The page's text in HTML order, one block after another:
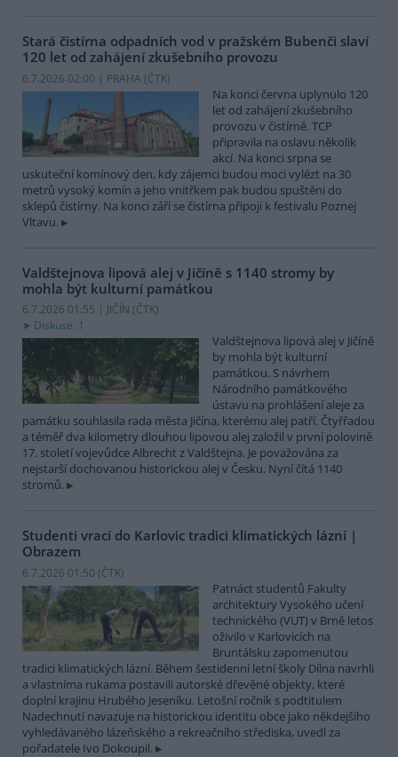
Stará čistírna odpadních vod v pražském Bubenči slaví
120 let od zahájení zkušebního provozu
6.7.2026 02:00 | PRAHA (ČTK)
Na konci června uplynulo 120
let od zahájení zkušebního
provozu v čistírně. TCP
připravila na oslavu několik
akcí. Na konci srpna se
uskuteční komínový den, kdy zájemci budou moci vylézt na 30
metrů vysoký komín a jeho vnitřkem pak budou spuštěni do
sklepů čistírny. Na konci září se čistírna připojí k festivalu Poznej
Vltavu.
Valdštejnova lipová alej v Jičíně s 1140 stromy by
mohla být kulturní památkou
6.7.2026 01:55 | JIČÍN (ČTK)
Diskuse: 1
Valdštejnova lipová alej v Jičíně
by mohla být kulturní
památkou. S návrhem
Národního památkového
ústavu na prohlášení aleje za
památku souhlasila rada města Jičína, kterému alej patří. Čtyřřadou
a téměř dva kilometry dlouhou lipovou alej založil v první polovině
17. století vojevůdce Albrecht z Valdštejna. Je považována za
nejstarší dochovanou historickou alej v Česku. Nyní čítá 1140
stromů.
Studenti vrací do Karlovic tradici klimatických lázní |
Obrazem
6.7.2026 01:50 (ČTK)
Patnáct studentů Fakulty
architektury Vysokého učení
technického (VUT) v Brně letos
oživilo v Karlovicích na
Bruntálsku zapomenutou
tradici klimatických lázní. Během šestidenní letní školy Dílna navrhli
a vlastníma rukama postavili autorské dřevěné objekty, které
doplní krajinu Hrubého Jeseníku. Letošní ročník s podtitulem
Nadechnutí navazuje na historickou identitu obce jako někdejšího
vyhledávaného lázeňského a rekreačního střediska, uvedl za
pořadatele Ivo Dokoupil.